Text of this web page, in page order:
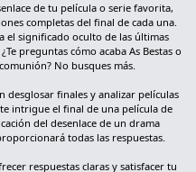
de tu película o serie favorita,
completas del final de cada una.
el significado oculto de las últimas
preguntas cómo acaba As Bestas o
No busques más.
desglosar finales y analizar películas
intrigue el final de una película de
del desenlace de un drama
todas las respuestas.
respuestas claras y satisfacer tu